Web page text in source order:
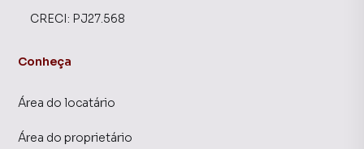
CRECI: PJ27.568
Conheça
Área do locatário
Área do proprietário